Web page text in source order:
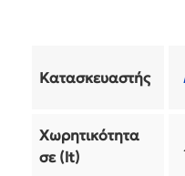
Κατασκευαστής
Χωρητικότητα
σε (lt)